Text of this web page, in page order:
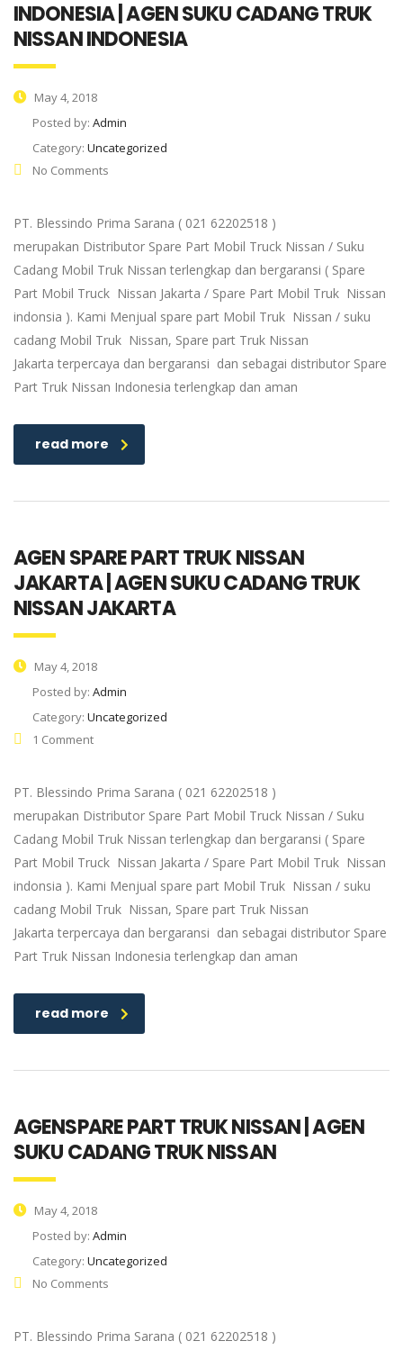
INDONESIA | AGEN SUKU CADANG TRUK
NISSAN INDONESIA
May 4, 2018
Posted by: Admin
Category: Uncategorized
No Comments
PT. Blessindo Prima Sarana ( 021 62202518 )
merupakan Distributor Spare Part Mobil Truck Nissan / Suku
Cadang Mobil Truk Nissan terlengkap dan bergaransi ( Spare
Part Mobil Truck Nissan Jakarta / Spare Part Mobil Truk Nissan
indonsia ). Kami Menjual spare part Mobil Truk Nissan / suku
cadang Mobil Truk Nissan, Spare part Truk Nissan
Jakarta terpercaya dan bergaransi dan sebagai distributor Spare
Part Truk Nissan Indonesia terlengkap dan aman
read more
AGEN SPARE PART TRUK NISSAN
JAKARTA | AGEN SUKU CADANG TRUK
NISSAN JAKARTA
May 4, 2018
Posted by: Admin
Category: Uncategorized
1 Comment
PT. Blessindo Prima Sarana ( 021 62202518 )
merupakan Distributor Spare Part Mobil Truck Nissan / Suku
Cadang Mobil Truk Nissan terlengkap dan bergaransi ( Spare
Part Mobil Truck Nissan Jakarta / Spare Part Mobil Truk Nissan
indonsia ). Kami Menjual spare part Mobil Truk Nissan / suku
cadang Mobil Truk Nissan, Spare part Truk Nissan
Jakarta terpercaya dan bergaransi dan sebagai distributor Spare
Part Truk Nissan Indonesia terlengkap dan aman
read more
AGENSPARE PART TRUK NISSAN | AGEN
SUKU CADANG TRUK NISSAN
May 4, 2018
Posted by: Admin
Category: Uncategorized
No Comments
PT. Blessindo Prima Sarana ( 021 62202518 )